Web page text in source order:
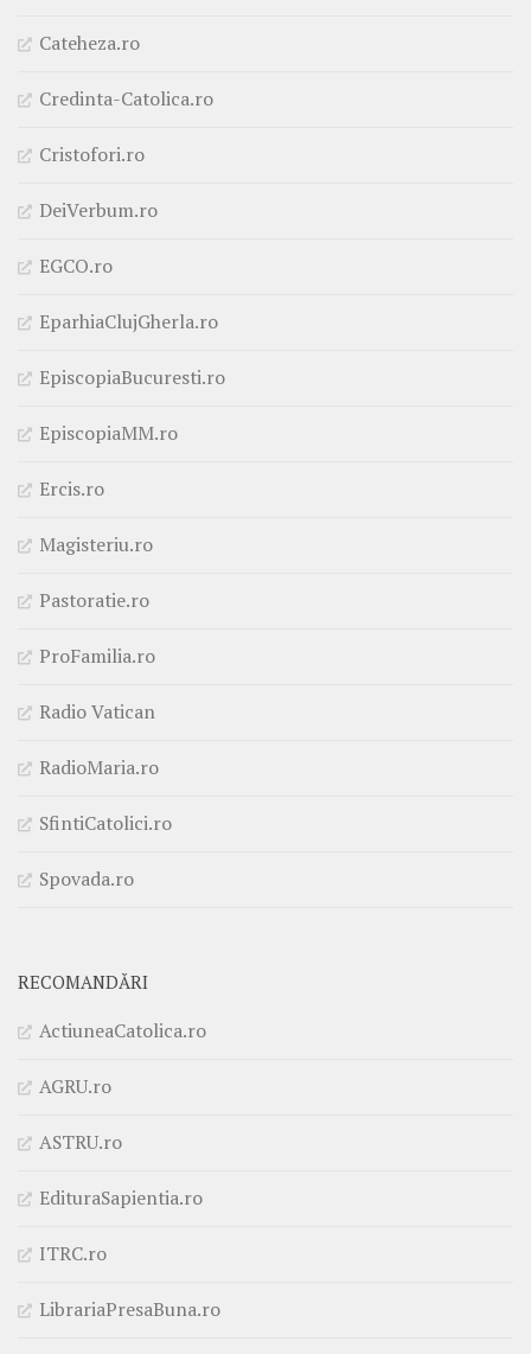
Cateheza.ro
Credinta-Catolica.ro
Cristofori.ro
DeiVerbum.ro
EGCO.ro
EparhiaClujGherla.ro
EpiscopiaBucuresti.ro
EpiscopiaMM.ro
Ercis.ro
Magisteriu.ro
Pastoratie.ro
ProFamilia.ro
Radio Vatican
RadioMaria.ro
SfintiCatolici.ro
Spovada.ro
RECOMANDĂRI
ActiuneaCatolica.ro
AGRU.ro
ASTRU.ro
EdituraSapientia.ro
ITRC.ro
LibrariaPresaBuna.ro